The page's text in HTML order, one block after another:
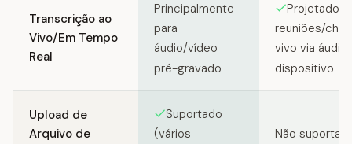
Transcrição ao
Vivo/Em Tempo
Real
Principalmente
para
áudio/vídeo
pré-gravado
Projetado
reuniões/
vivo via áudio
dispositivo
Upload de
Arquivo de
Suportado
(vários
Não